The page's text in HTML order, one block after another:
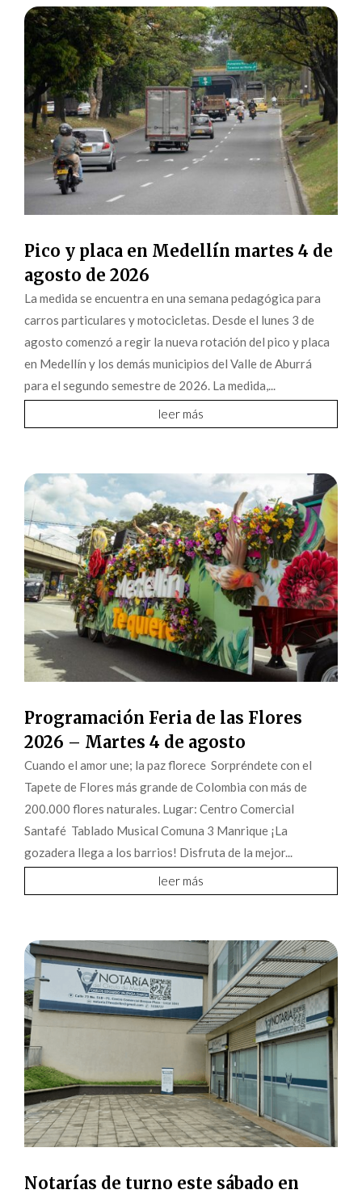
Pico y placa en Medellín martes 4 de
agosto de 2026
La medida se encuentra en una semana pedagógica para
carros particulares y motocicletas. Desde el lunes 3 de
agosto comenzó a regir la nueva rotación del pico y placa
en Medellín y los demás municipios del Valle de Aburrá
para el segundo semestre de 2026. La medida,...
leer más
Programación Feria de las Flores
2026 – Martes 4 de agosto
Cuando el amor une; la paz florece Sorpréndete con el
Tapete de Flores más grande de Colombia con más de
200.000 flores naturales. Lugar: Centro Comercial
Santafé Tablado Musical Comuna 3 Manrique ¡La
gozadera llega a los barrios! Disfruta de la mejor...
leer más
Notarías de turno este sábado en